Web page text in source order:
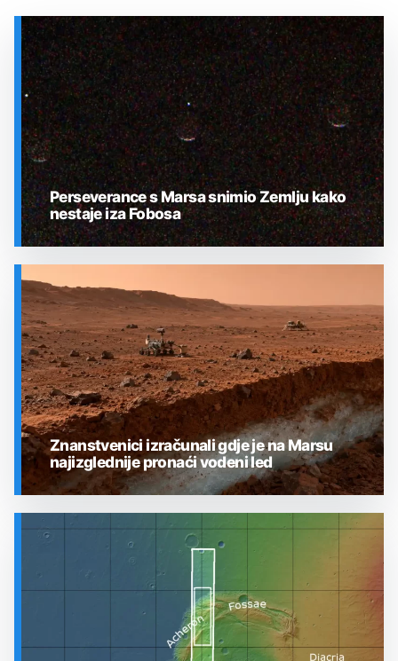
SVEMIR
Perseverance s Marsa snimio Zemlju kako
nestaje iza Fobosa
Znanstvenici izračunali gdje je na Marsu
najizglednije pronaći vodeni led